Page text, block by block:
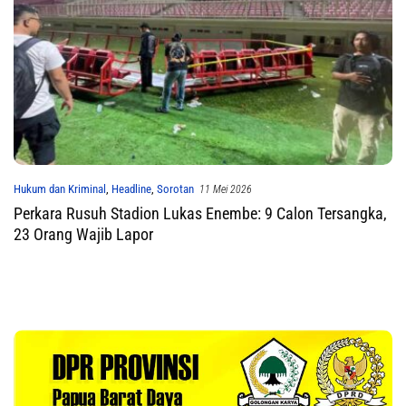
Hukum dan Kriminal , Headline, Sorotan 11 Mei 2026
Perkara Rusuh Stadion Lukas Enembe: 9 Calon Tersangka,
23 Orang Wajib Lapor